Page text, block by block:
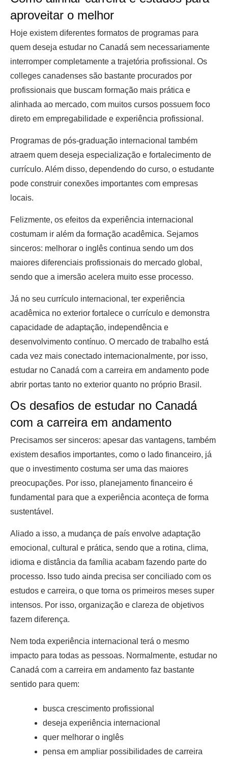
aproveitar o melhor
Hoje existem diferentes formatos de programas para
quem deseja estudar no Canadá sem necessariamente
interromper completamente a trajetória profissional. Os
colleges canadenses são bastante procurados por
profissionais que buscam formação mais prática e
alinhada ao mercado, com muitos cursos possuem foco
direto em empregabilidade e experiência profissional.
Programas de pós-graduação internacional também
atraem quem deseja especialização e fortalecimento de
currículo. Além disso, dependendo do curso, o estudante
pode construir conexões importantes com empresas
locais.
Felizmente, os efeitos da experiência internacional
costumam ir além da formação acadêmica. Sejamos
sinceros: melhorar o inglês continua sendo um dos
maiores diferenciais profissionais do mercado global,
sendo que a imersão acelera muito esse processo.
Já no seu currículo internacional, ter experiência
acadêmica no exterior fortalece o currículo e demonstra
capacidade de adaptação, independência e
desenvolvimento contínuo. O mercado de trabalho está
cada vez mais conectado internacionalmente, por isso,
estudar no Canadá com a carreira em andamento pode
abrir portas tanto no exterior quanto no próprio Brasil.
Os desafios de estudar no Canadá
com a carreira em andamento
Precisamos ser sinceros: apesar das vantagens, também
existem desafios importantes, como o lado financeiro, já
que o investimento costuma ser uma das maiores
preocupações. Por isso, planejamento financeiro é
fundamental para que a experiência aconteça de forma
sustentável.
Aliado a isso, a mudança de país envolve adaptação
emocional, cultural e prática, sendo que a rotina, clima,
idioma e distância da família acabam fazendo parte do
processo. Isso tudo ainda precisa ser conciliado com os
estudos e carreira, o que torna os primeiros meses super
intensos. Por isso, organização e clareza de objetivos
fazem diferença.
Nem toda experiência internacional terá o mesmo
impacto para todas as pessoas. Normalmente, estudar no
Canadá com a carreira em andamento faz bastante
sentido para quem:
busca crescimento profissional
deseja experiência internacional
quer melhorar o inglês
pensa em ampliar possibilidades de carreira